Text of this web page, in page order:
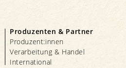
Produzenten & Partner
Produzent:innen
Verarbeitung & Handel
International